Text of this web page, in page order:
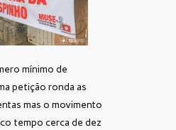
mínimo de
petição ronda as
mas o movimento
tempo cerca de dez